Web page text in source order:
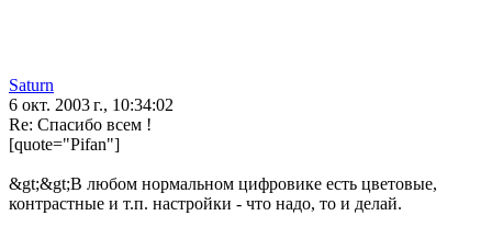
Saturn
6 окт. 2003 г., 10:34:02
Re: Спасибо всем !
[quote="Pifan"]
&gt;&gt;В любом нормальном цифровике есть цветовые,
контрастные и т.п. настройки - что надо, то и делай.